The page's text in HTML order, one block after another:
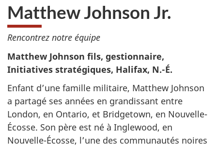
Matthew Johnson Jr.
Rencontrez notre équipe
Matthew Johnson fils, gestionnaire,
Initiatives stratégiques, Halifax, N.-É.
Enfant d’une famille militaire, Matthew Johnson
a partagé ses années en grandissant entre
London, en Ontario, et Bridgetown, en Nouvelle-
Écosse. Son père est né à Inglewood, en
Nouvelle-Écosse, l’une des communautés noires